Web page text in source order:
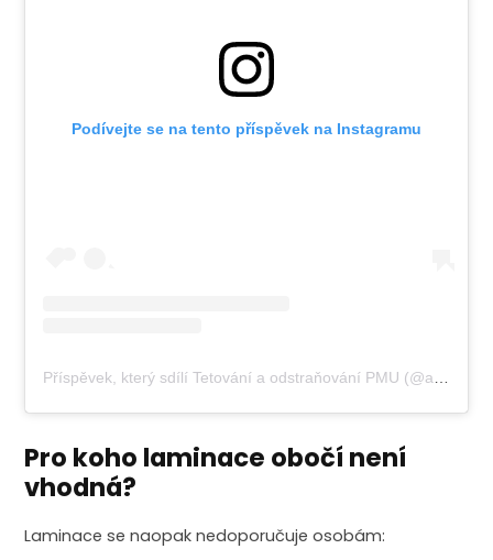
Podívejte se na tento příspěvek na Instagramu
Příspěvek, který sdílí Tetování a odstraňování PMU (@aesthe_phibrowstudio)
Pro koho laminace obočí není
vhodná?
Laminace se naopak nedoporučuje osobám: